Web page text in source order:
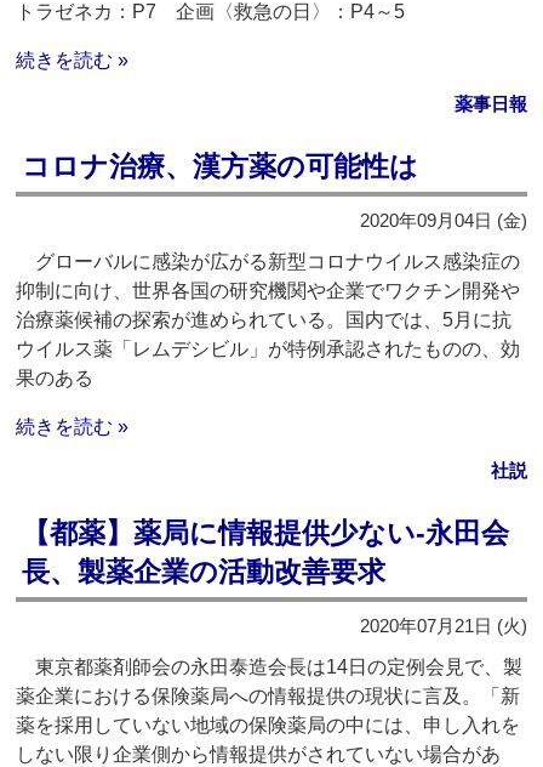
トラゼネカ：P7 企画〈救急の日〉：P4～5
続きを読む »
薬事日報
コロナ治療、漢方薬の可能性は
2020年09月04日 (金)
グローバルに感染が広がる新型コロナウイルス感染症の
抑制に向け、世界各国の研究機関や企業でワクチン開発や
治療薬候補の探索が進められている。国内では、5月に抗
ウイルス薬「レムデシビル」が特例承認されたものの、効
果のある
続きを読む »
社説
【都薬】薬局に情報提供少ない‐永田会
長、製薬企業の活動改善要求
2020年07月21日 (火)
東京都薬剤師会の永田泰造会長は14日の定例会見で、製
薬企業における保険薬局への情報提供の現状に言及。「新
薬を採用していない地域の保険薬局の中には、申し入れを
しない限り企業側から情報提供がされていない場合があ